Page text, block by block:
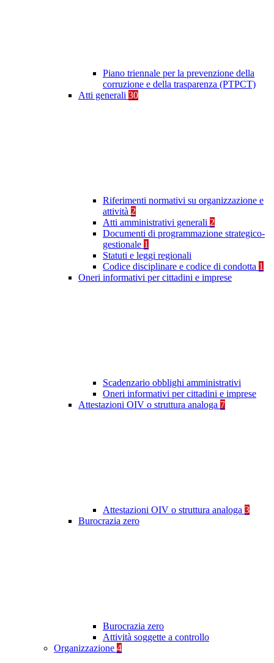
Piano triennale per la prevenzione della
corruzione e della trasparenza (PTPCT)
Atti generali 30
Riferimenti normativi su organizzazione e
attività 2
Atti amministrativi generali 2
Documenti di programmazione strategico-
gestionale 1
Statuti e leggi regionali
Codice disciplinare e codice di condotta 1
Oneri informativi per cittadini e imprese
Scadenzario obblighi amministrativi
Oneri informativi per cittadini e imprese
Attestazioni OIV o struttura analoga 7
Attestazioni OIV o struttura analoga 3
Burocrazia zero
Burocrazia zero
Attività soggette a controllo
Organizzazione 4